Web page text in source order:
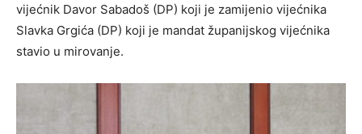
vijećnik Davor Sabadoš (DP) koji je zamijenio vijećnika
Slavka Grgića (DP) koji je mandat županijskog vijećnika
stavio u mirovanje.